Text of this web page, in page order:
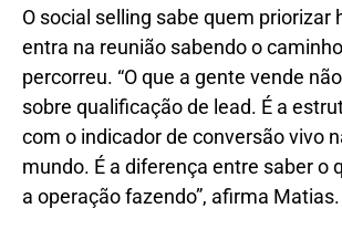
O social selling sabe quem priorizar
entra na reunião sabendo o
percorreu. “O que a gente vende
sobre qualificação de lead. É a
com o indicador de conversão vivo
mundo. É a diferença entre saber o
a operação fazendo”, afirma Matias.